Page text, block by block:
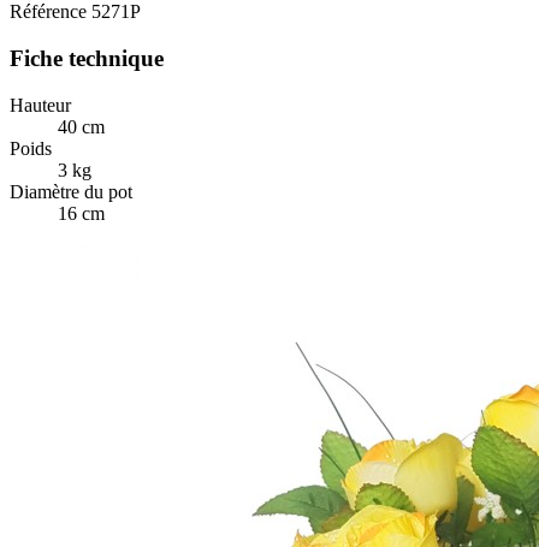
Référence 5271P
Fiche technique
Hauteur
40 cm
Poids
3 kg
Diamètre du pot
16 cm